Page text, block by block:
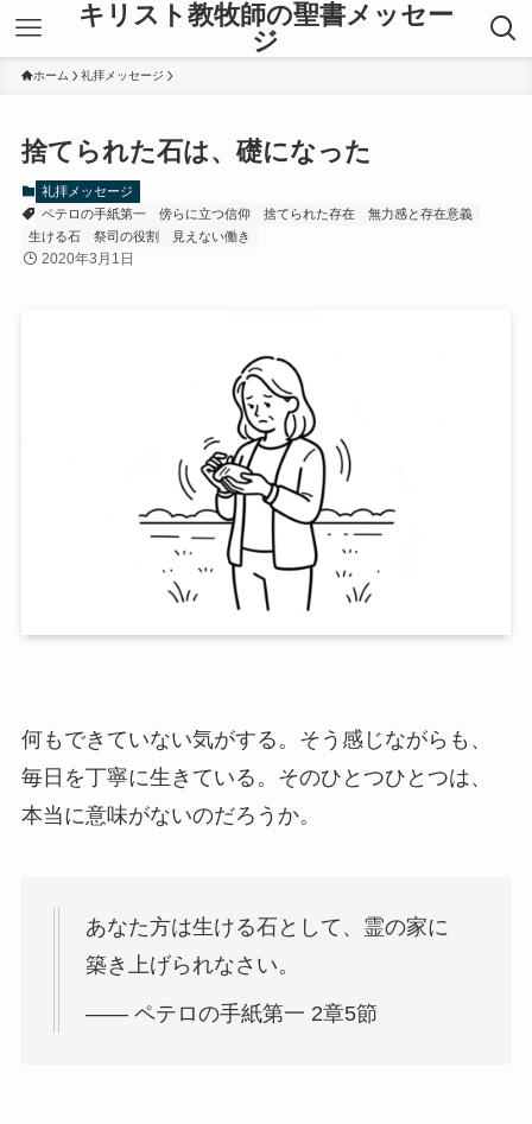
キリスト教牧師の聖書メッセー
ジ
ホーム 礼拝メッセージ
捨てられた石は、礎になった
礼拝メッセージ
ペテロの手紙第一
傍らに立つ信仰 捨てられた存在
無力感と存在意義
生ける石
祭司の役割 見えない働き
2020年3月1日
何もできていない気がする。そう感じながらも、
毎日を丁寧に生きている。そのひとつひとつは、
本当に意味がないのだろうか。
あなた方は生ける石として、霊の家に
築き上げられなさい。
—— ペテロの手紙第一 2章5節